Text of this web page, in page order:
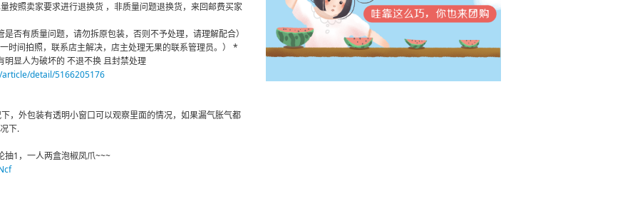
按照卖家要求进行退换货 ，非质量问题退换货，来回邮费买家
否有质量问题，请勿拆原包装，否则不予处理，请理解配合）
时间拍照，联系店主解决，店主处理无果的联系管理员。） *
显人为破坏的 不退不换 且封禁处理
detail/5166205176
，外包装有透明小窗口可以观察里面的情况，如果漏气胀气都
下.
抽1，一人两盒泡椒凤爪~~~